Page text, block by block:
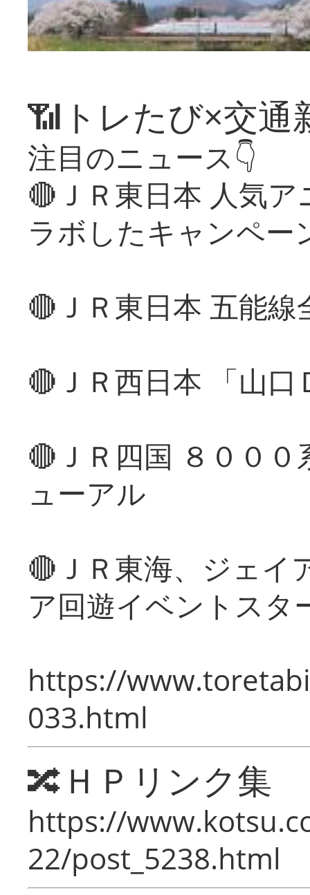
📶トレたび×交通
注目のニュース👇
🔴ＪＲ東日本 人気
ラボしたキャンペー
🔴ＪＲ東日本 五能
🔴ＪＲ西日本 「山
🔴ＪＲ四国 ８００
ューアル
🔴ＪＲ東海、ジェイ
ア回遊イベントスタ
https://
033.html
🔀ＨＰリンク集
https://
22/post_5238.html